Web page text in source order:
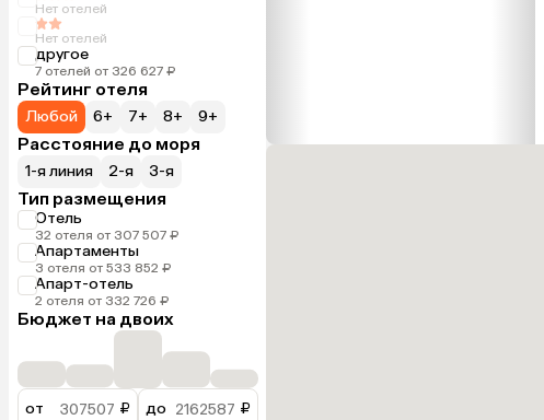
Нет отелей
Нет отелей
другое
7 отелей от 326 627 ₽
Рейтинг отеля
Любой 6+ 7+ 8+ 9+
Расстояние до моря
1-я линия 2-я 3-я
Тип размещения
Отель
32 отеля от 307 507 ₽
Апартаменты
3 отеля от 533 852 ₽
Апарт-отель
2 отеля от 332 726 ₽
Бюджет на двоих
от ₽ до ₽